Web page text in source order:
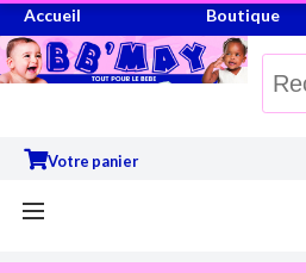
Accueil Boutique
Votre panier